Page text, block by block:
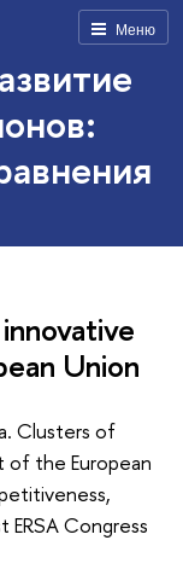
Меню
Union
Clusters of
of the European
Congress